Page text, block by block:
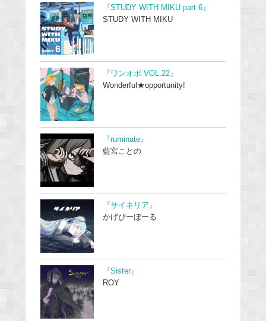
『STUDY WITH MIKU part 6』
STUDY WITH MIKU
『ワンオポ VOL.22』
Wonderful★opportunity!
『ruminate』
藍宮ことの
『サイネリア』
かげぴーぼーる
『Sister』
ROY